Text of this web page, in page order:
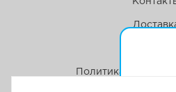
Политика